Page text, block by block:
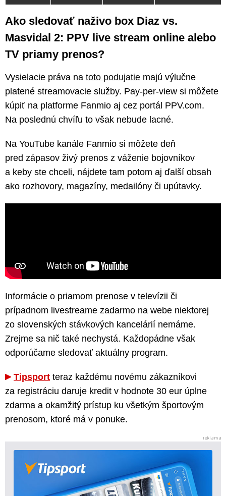
Ako sledovať naživo box Diaz vs.
Masvidal 2: PPV live stream online alebo
TV priamy prenos?
Vysielacie práva na toto podujatie majú výlučne
platené streamovacie služby. Pay-per-view si môžete
kúpiť na platforme Fanmio aj cez portál PPV.com.
Na poslednú chvíľu to však nebude lacné.
Na YouTube kanále Fanmio si môžete deň
pred zápasov živý prenos z váženie bojovníkov
a keby ste chceli, nájdete tam potom aj ďalší obsah
ako rozhovory, magazíny, medailóny či upútavky.
Informácie o priamom prenose v televízii či
prípadnom livestreame zadarmo na webe niektorej
zo slovenských stávkových kancelárií nemáme.
Zrejme sa nič také nechystá. Každopádne však
odporúčame sledovať aktuálny program.
Tipsport teraz každému novému zákazníkovi
za registráciu daruje kredit v hodnote 30 eur úplne
zdarma a okamžitý prístup ku všetkým športovým
prenosom, ktoré má v ponuke.